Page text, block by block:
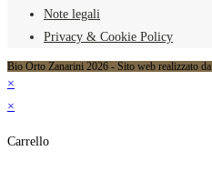
Note legali
Privacy & Cookie Policy
Bio Orto Zanarini 2026 - Sito web realizzato da
×
×
Carrello